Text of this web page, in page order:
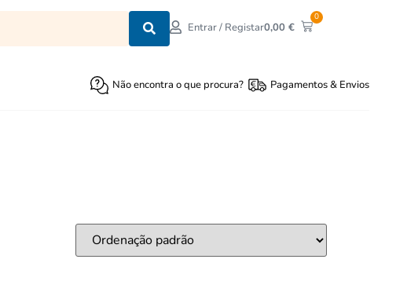
Entrar / Registar0,00€
0
Não encontra o que procura? Pagamentos & Envios